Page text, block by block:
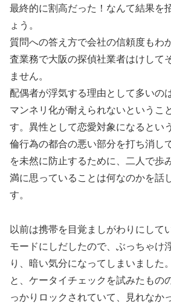
最終的に割高だった！なんて結果を
ょう。
質問への答え方で会社の信頼度もわ
査業務で大阪の探偵社業者はけして
ません。
配偶者が浮気する理由として多いの
マンネリ化が耐えられないというこ
す。異性として恋愛対象になるとい
倫行為の都合の悪い部分を打ち消し
を未然に防止するために、二人で歩
満に思っていることは何なのかを話
す。
以前は携帯を目覚ましがわりにして
モードにしだしたので、ぶっちゃけ
り、暗い気分になってしまいました
と、ケータイチェックを試みたもの
っかりロックされていて、見れなか